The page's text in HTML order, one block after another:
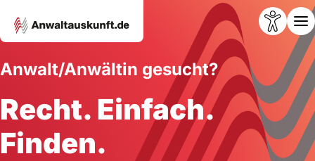
Anwalt/Anwältin gesucht?
Recht. Einfach.
Finden.